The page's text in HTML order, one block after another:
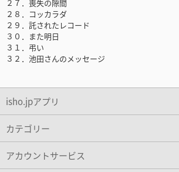
２７．喪失の隙間
２８．コッカラダ
２９．託されたレコード
３０．また明日
３１．弔い
３２．池田さんのメッセージ
isho.jpアプリ
カテゴリー
アカウントサービス